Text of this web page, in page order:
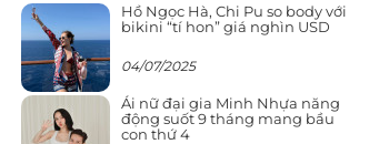
Hồ Ngọc Hà, Chi Pu so body với
bikini “tí hon” giá nghìn USD
04/07/2025
Ái nữ đại gia Minh Nhựa năng
động suốt 9 tháng mang bầu
con thứ 4